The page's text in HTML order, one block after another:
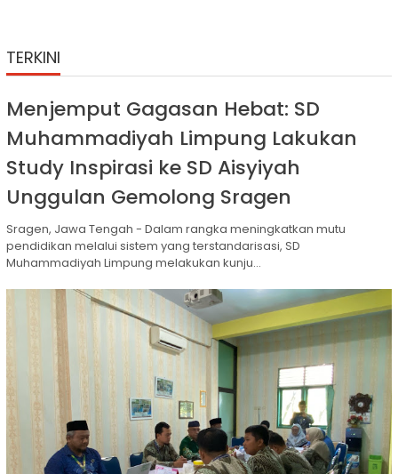
TERKINI
Menjemput Gagasan Hebat: SD
Muhammadiyah Limpung Lakukan
Study Inspirasi ke SD Aisyiyah
Unggulan Gemolong Sragen
Sragen, Jawa Tengah - Dalam rangka meningkatkan mutu
pendidikan melalui sistem yang terstandarisasi, SD
Muhammadiyah Limpung melakukan kunju...